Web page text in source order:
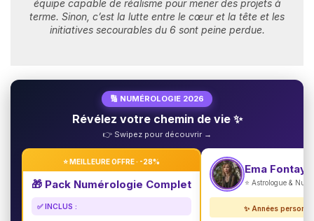
équipe capable de réalisme pour mener des projets à
terme. Sinon, c’est la lutte entre le cœur et la tête et les
initiatives secourables du 6 sont peine perdue.
🔢 NUMÉROLOGIE 2026
Révélez votre chemin de vie ✨
👉 Swipez pour découvrir →
⭐ MEILLEURE OFFRE · -28%
🎁 Pack Numérologie Complet
✅ INCLUS :
Ema
⭐ Astrologue &
✨ Années